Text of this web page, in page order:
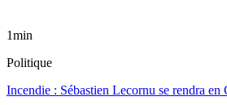
1min
Politique
Incendie : Sébastien Lecornu se rendra en